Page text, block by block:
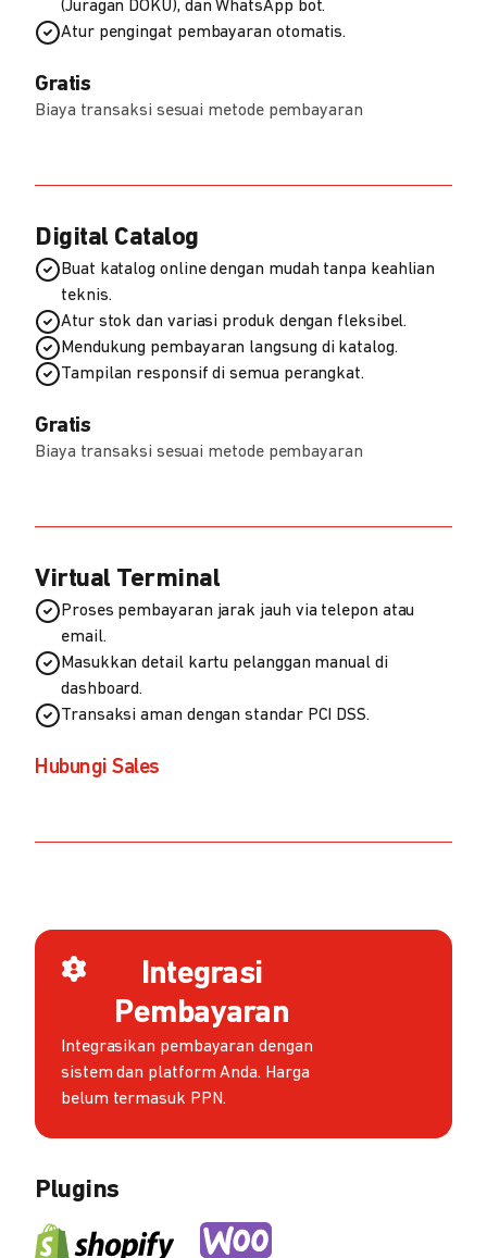
(Juragan DOKU), dan WhatsApp bot.
Atur pengingat pembayaran otomatis.
Gratis
Biaya transaksi sesuai metode pembayaran
Digital Catalog
Buat katalog online dengan mudah tanpa keahlian
teknis.
Atur stok dan variasi produk dengan fleksibel.
Mendukung pembayaran langsung di katalog.
Tampilan responsif di semua perangkat.
Gratis
Biaya transaksi sesuai metode pembayaran
Virtual Terminal
Proses pembayaran jarak jauh via telepon atau
email.
Masukkan detail kartu pelanggan manual di
dashboard.
Transaksi aman dengan standar PCI DSS.
Hubungi Sales
Integrasi
Pembayaran
Integrasikan pembayaran dengan
sistem dan platform Anda. Harga
belum termasuk PPN.
Plugins